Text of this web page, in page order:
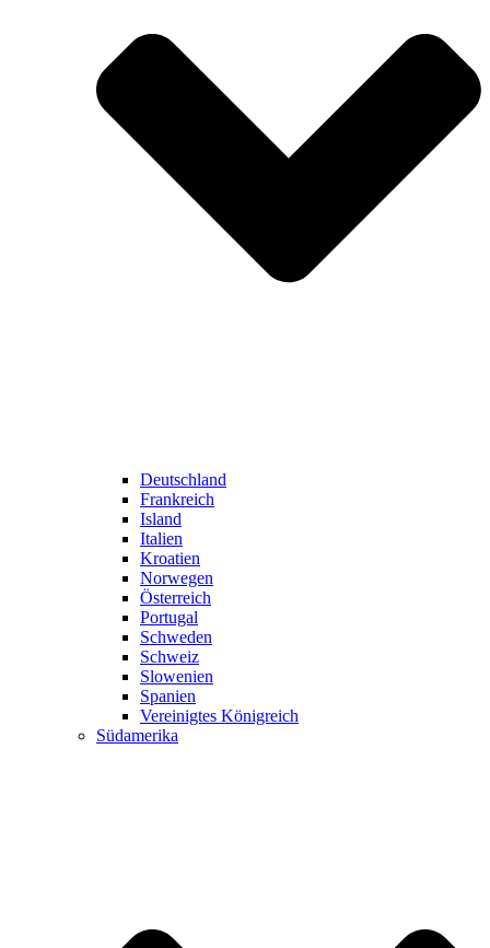
Deutschland
Frankreich
Island
Italien
Kroatien
Norwegen
Österreich
Portugal
Schweden
Schweiz
Slowenien
Spanien
Vereinigtes Königreich
Südamerika